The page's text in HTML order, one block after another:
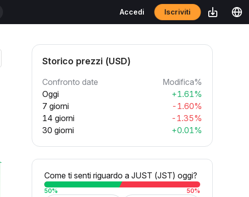
Accedi Iscriviti
Storico prezzi (USD)
Confronto date
Modifica%
Oggi
+1.61%
7 giorni
-1.60%
14 giorni
-1.35%
30 giorni
+0.01%
Come ti senti riguardo a JUST (JST) oggi?
50% 50%